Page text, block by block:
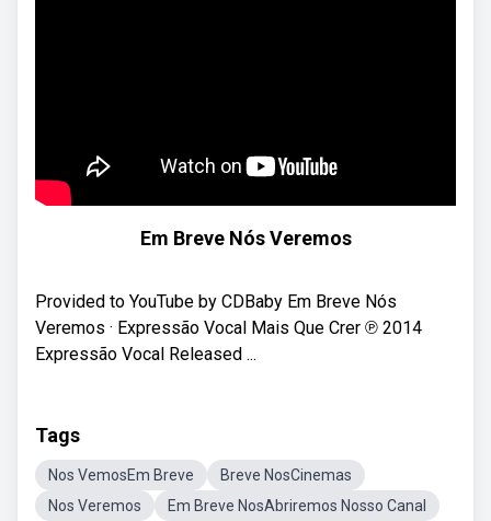
Em Breve Nós Veremos
Provided to YouTube by CDBaby Em Breve Nós
Veremos · Expressão Vocal Mais Que Crer ℗ 2014
Expressão Vocal Released ...
Tags
Nos VemosEm Breve
Breve NosCinemas
Nos Veremos
Em Breve NosAbriremos Nosso Canal